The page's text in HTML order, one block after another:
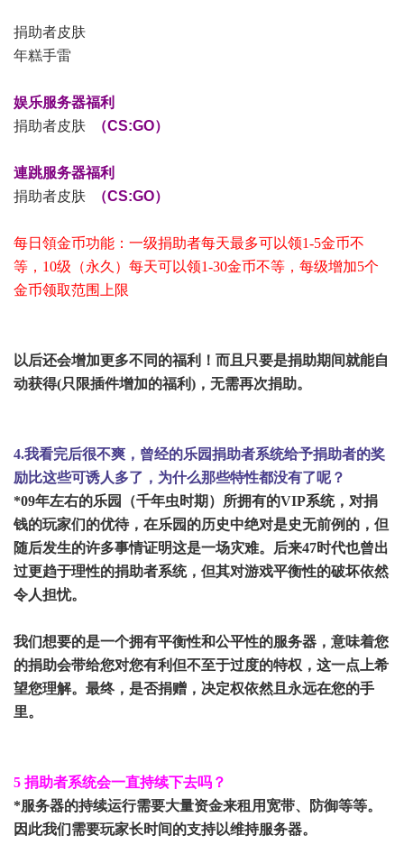
捐助者皮肤
年糕手雷
娱乐服务器福利
捐助者皮肤
（CS:GO）
連跳服务器福利
捐助者皮肤
（CS:GO）
每日領金币功能：一级捐助者每天最多可以领1-5金币不
等，10级（永久）每天可以领1-30金币不等，每级增加5个
金币领取范围上限
以后还会增加更多不同的福利！而且只要是捐助期间就能自
动获得(只限插件增加的福利)，无需再次捐助。
4.我看完后很不爽，曾经的乐园捐助者系统给予捐助者的奖
励比这些可诱人多了，为什么那些特性都没有了呢？
*09年左右的乐园（千年虫时期）所拥有的VIP系统，对捐
钱的玩家们的优待，在乐园的历史中绝对是史无前例的，但
随后发生的许多事情证明这是一场灾难。后来47时代也曾出
过更趋于理性的捐助者系统，但其对游戏平衡性的破坏依然
令人担忧。
我们想要的是一个拥有平衡性和公平性的服务器，意味着您
的捐助会带给您对您有利但不至于过度的特权，这一点上希
望您理解。最终，是否捐赠，决定权依然且永远在您的手
里。
5 捐助者系统会一直持续下去吗？
*服务器的持续运行需要大量资金来租用宽带、防御等等。
因此我们需要玩家长时间的支持以维持服务器。